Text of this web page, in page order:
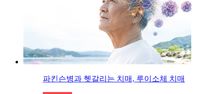
파킨슨병과 헷갈리는 치매, 루이소체 치매